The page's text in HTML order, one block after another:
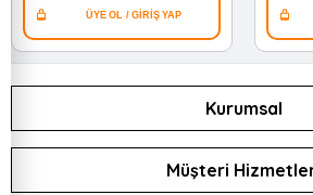
Kurumsal
Müşteri